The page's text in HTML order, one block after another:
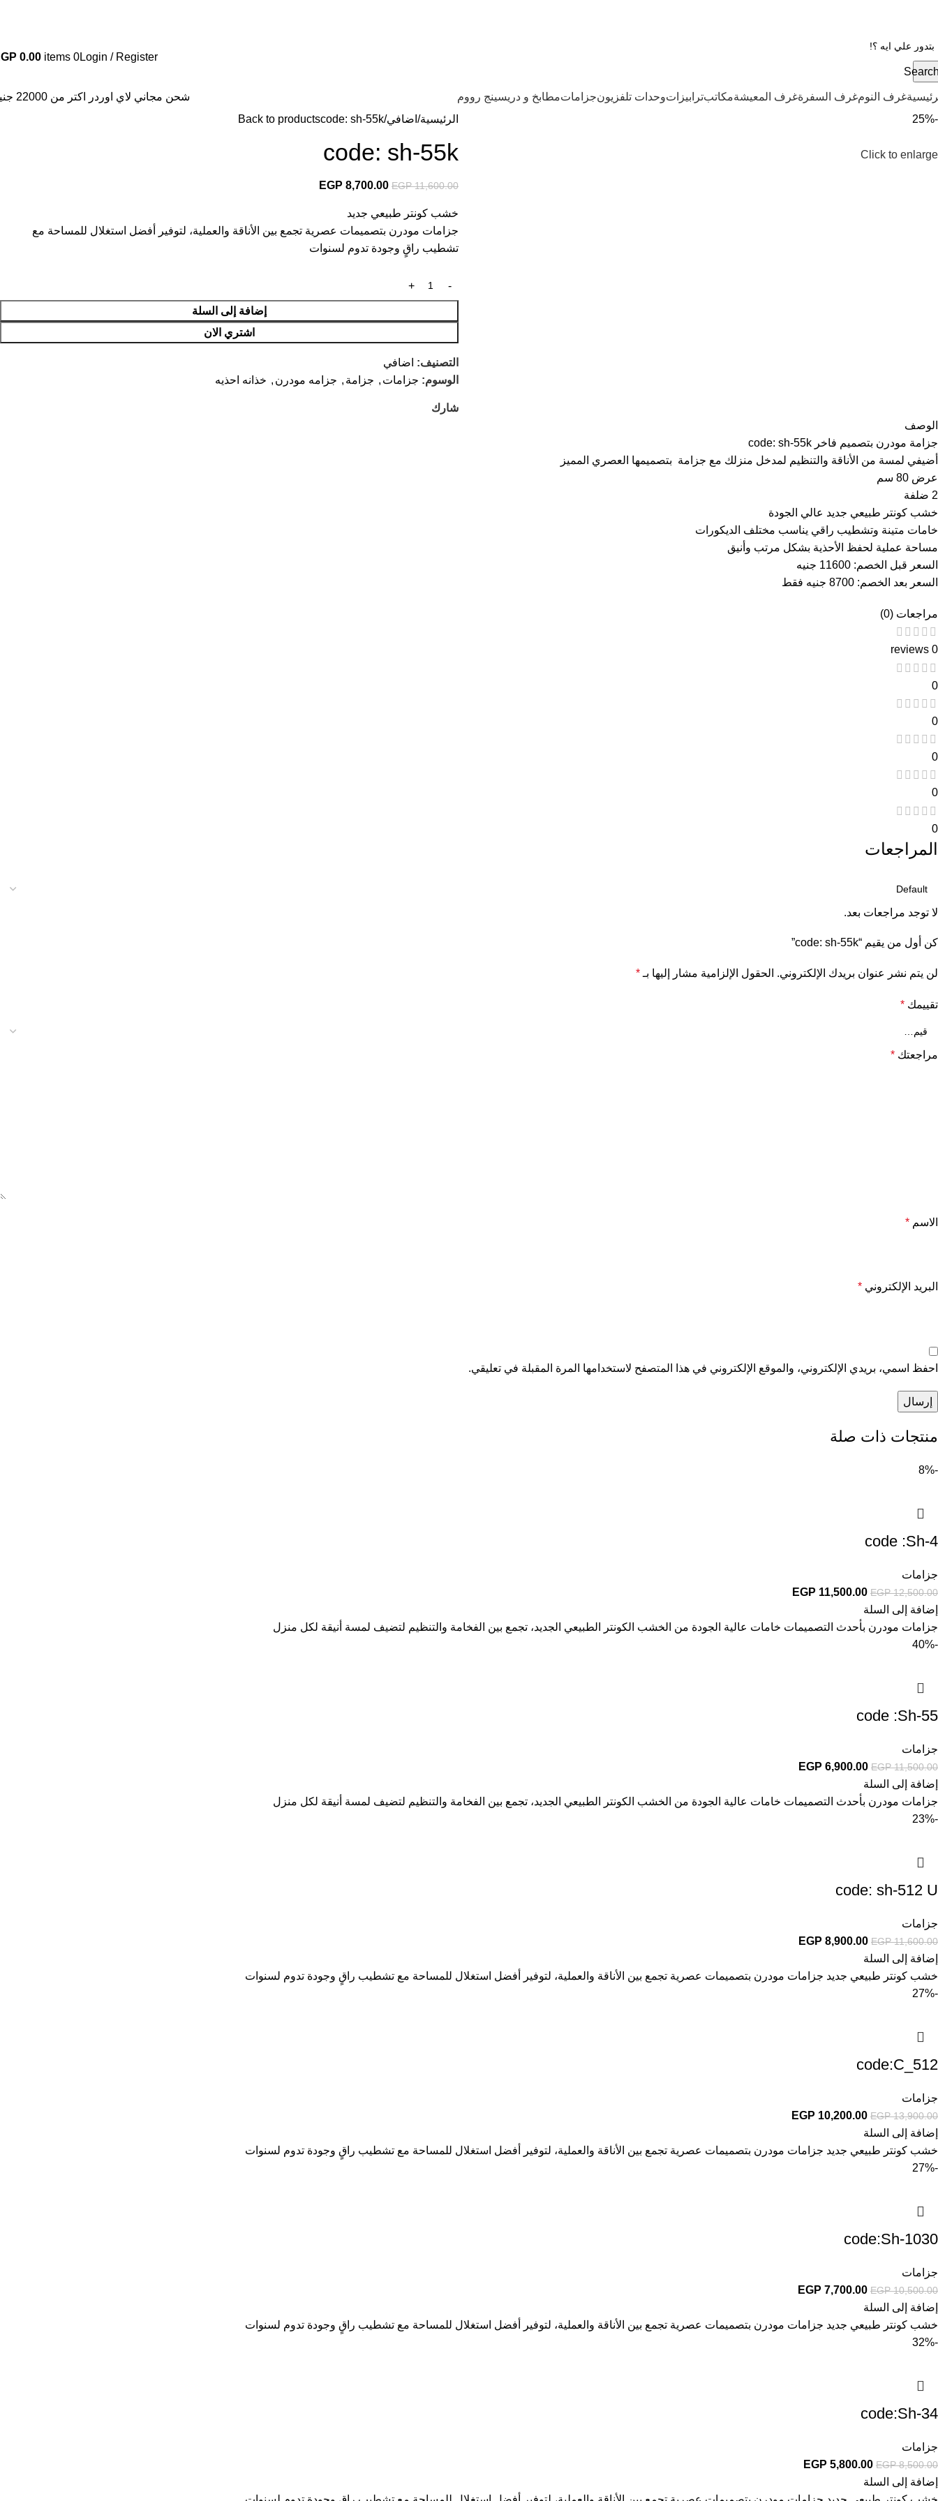
Login / Register
0
items
0.00
غرف النومغرف السفرةغرف المعيشةمكاتبترابيزاتوحدات تلفزيونجزاماتمطابخ و دريسينج رووم
شحن مجاني لاي اوردر اكتر من 22000 جنية
-25%
Click to enlarge
الرئيسية اضافي code: sh-55k
Back to products
code: sh-55k
EGP11,600.00
EGP 8,700.00
خشب كونتر طبيعي جديد
جزامات مودرن بتصميمات عصرية تجمع بين الأناقة والعملية، لتوفير أفضل استغلال للمساحة مع
تشطيب راقٍ وجودة تدوم لسنوات
إضافة إلى السلة
اشتري الان
التصنيف: اضافي
الوسوم: جزامات , جزامة , جزامه مودرن , خذانه احذيه
شارك
الوصف
جزامة مودرن بتصميم فاخر code: sh-55k
أضيفي لمسة من الأناقة والتنظيم لمدخل منزلك مع جزامة بتصميمها العصري المميز
عرض 80 سم
2 ضلفة
خشب كونتر طبيعي جديد عالي الجودة
خامات متينة وتشطيب راقي يناسب مختلف الديكورات
مساحة عملية لحفظ الأحذية بشكل مرتب وأنيق
السعر قبل الخصم: 11600 جنيه
السعر بعد الخصم: 8700 جنيه فقط
مراجعات (0)
0 reviews
0
0
0
0
0
المراجعات
لا توجد مراجعات بعد.
كن أول من يقيم “code: sh-55k”
لن يتم نشر عنوان بريدك الإلكتروني. الحقول الإلزامية مشار إليها بـ *
تقييمك *
مراجعتك *
الاسم *
البريد الإلكتروني *
احفظ اسمي، بريدي الإلكتروني، والموقع الإلكتروني في هذا المتصفح لاستخدامها المرة المقبلة في تعليقي.
منتجات ذات صلة
-8%
code :Sh-4
جزامات
EGP12,500.00
EGP 11,500.00
إضافة إلى السلة
جزامات مودرن بأحدث التصميمات خامات عالية الجودة من الخشب الكونتر الطبيعي الجديد، تجمع بين الفخامة والتنظيم لتضيف لمسة أنيقة لكل منزل
-40%
code :Sh-55
جزامات
EGP11,500.00
EGP 6,900.00
إضافة إلى السلة
جزامات مودرن بأحدث التصميمات خامات عالية الجودة من الخشب الكونتر الطبيعي الجديد، تجمع بين الفخامة والتنظيم لتضيف لمسة أنيقة لكل منزل
-23%
code: sh-512 U
جزامات
EGP11,600.00
EGP 8,900.00
إضافة إلى السلة
خشب كونتر طبيعي جديد جزامات مودرن بتصميمات عصرية تجمع بين الأناقة والعملية، لتوفير أفضل استغلال للمساحة مع تشطيب راقٍ وجودة تدوم لسنوات
-27%
code:C_512
جزامات
EGP13,900.00
EGP 10,200.00
إضافة إلى السلة
خشب كونتر طبيعي جديد جزامات مودرن بتصميمات عصرية تجمع بين الأناقة والعملية، لتوفير أفضل استغلال للمساحة مع تشطيب راقٍ وجودة تدوم لسنوات
-27%
code:Sh-1030
جزامات
EGP10,500.00
EGP 7,700.00
إضافة إلى السلة
خشب كونتر طبيعي جديد جزامات مودرن بتصميمات عصرية تجمع بين الأناقة والعملية، لتوفير أفضل استغلال للمساحة مع تشطيب راقٍ وجودة تدوم لسنوات
-32%
code:Sh-34
جزامات
EGP8,500.00
EGP 5,800.00
إضافة إلى السلة